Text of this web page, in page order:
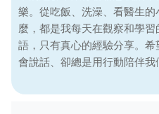
樂。從吃飯、洗澡、看醫生
麼，都是我每天在觀察和學
語，只有真心的經驗分享。
會說話、卻總是用行動陪伴我